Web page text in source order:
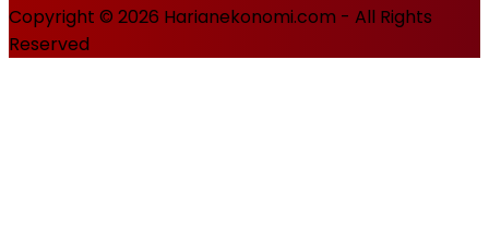
Copyright © 2026 Harianekonomi.com - All Rights
Reserved